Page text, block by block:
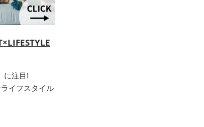
に注目!
イフスタイル